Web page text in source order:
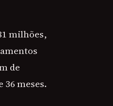
milhões,
de
meses.